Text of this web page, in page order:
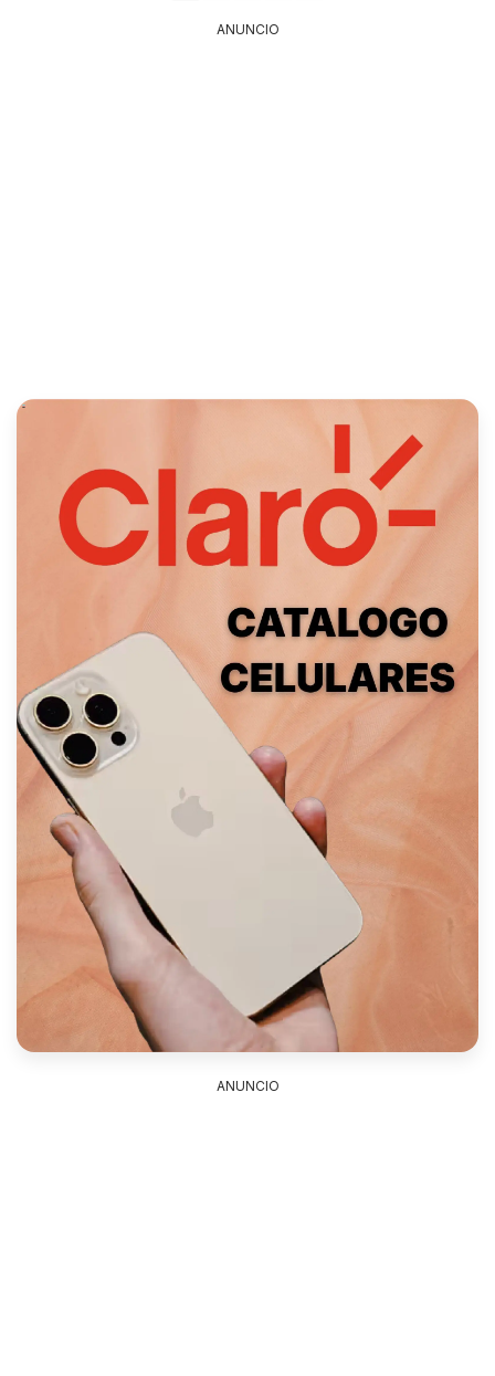
ANUNCIO
ANUNCIO